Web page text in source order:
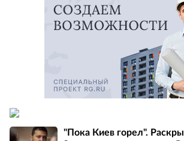
"Пока Киев горел".